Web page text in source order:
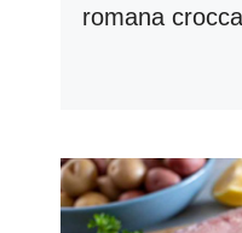
romana